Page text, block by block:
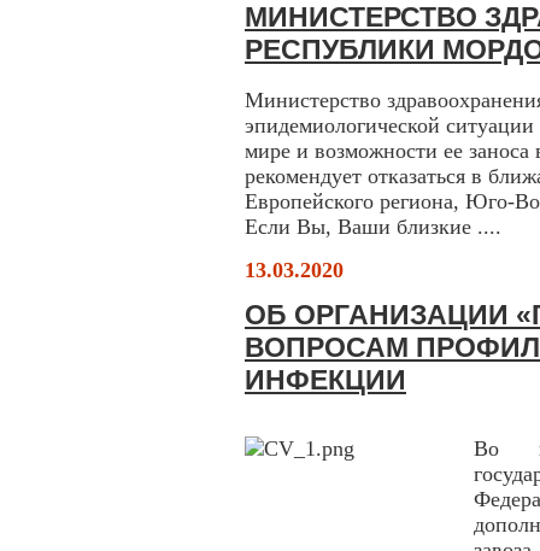
МИНИСТЕРСТВО
РЕСПУБЛИКИ
Министерство
эпидемиологической
мире и возможности ее
рекомендует отказаться в
Европейского региона, Юго-
Если Вы, Ваши близкие ....
13.03.2020
ОБ ОРГАНИЗАЦИИ
ВОПРОСАМ
ИНФЕКЦИИ
Во